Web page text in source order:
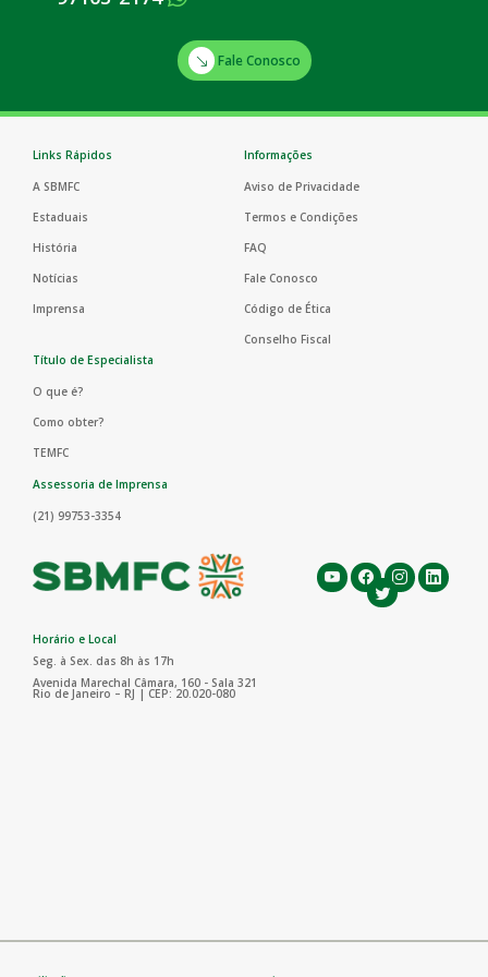
Fale Conosco
Links Rápidos
A SBMFC
Estaduais
História
Notícias
Imprensa
Informações
Aviso de Privacidade
Termos e Condições
FAQ
Fale Conosco
Código de Ética
Conselho Fiscal
Título de Especialista
O que é?
Como obter?
TEMFC
Assessoria de Imprensa
(21) 99753-3354
Horário e Local
Seg. à Sex. das 8h às 17h
Avenida Marechal Câmara, 160 - Sala 321
Rio de Janeiro – RJ | CEP: 20.020-080